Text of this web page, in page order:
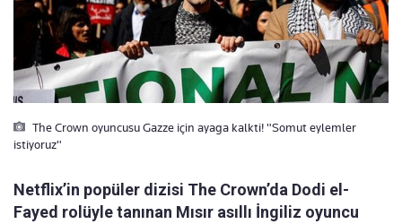
The Crown oyuncusu Gazze için ayaga kalkti! "Somut eylemler
istiyoruz"
Netflix’in popüler dizisi The Crown’da Dodi el-
Fayed rolüyle tanınan Mısır asıllı İngiliz oyuncu